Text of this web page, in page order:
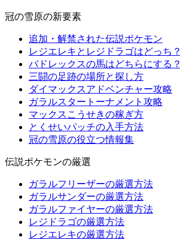
冠の雪原の新要素
追加・解禁された伝説ポケモン
レジエレキとレジドラゴはどっち？
バドレックスの馬はどちらにする？
三闘の足跡の場所と探し方
ダイマックスアドベンチャー攻略
ガラルスタートーナメント攻略
マックスこうせきの稼ぎ方
とくせいパッチの入手方法
冠の雪原の役立つ情報集
伝説ポケモンの厳選
ガラルフリーザーの厳選方法
ガラルサンダーの厳選方法
ガラルファイヤーの厳選方法
レジドラゴの厳選方法
レジエレキの厳選方法